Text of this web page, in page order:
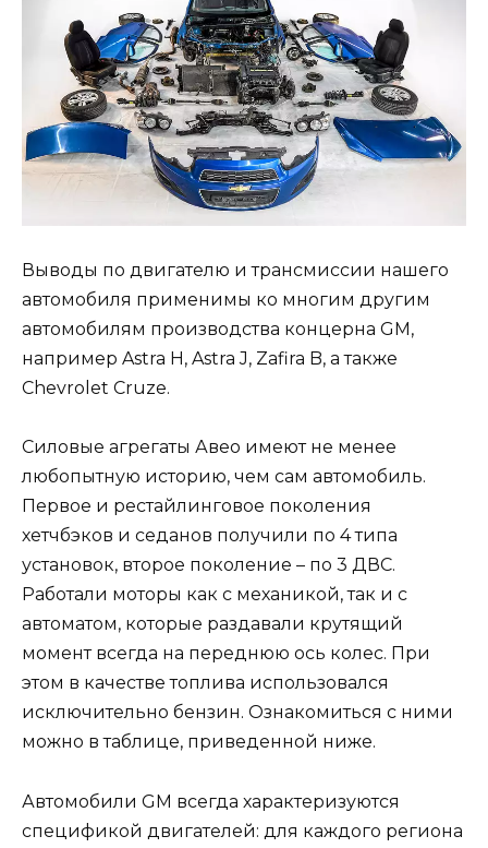
Выводы по двигателю и трансмиссии нашего
автомобиля применимы ко многим другим
автомобилям производства концерна GM,
например Astra H, Astra J, Zafira B, а также
Chevrolet Cruze.
Силовые агрегаты Авео имеют не менее
любопытную историю, чем сам автомобиль.
Первое и рестайлинговое поколения
хетчбэков и седанов получили по 4 типа
установок, второе поколение – по 3 ДВС.
Работали моторы как с механикой, так и с
автоматом, которые раздавали крутящий
момент всегда на переднюю ось колес. При
этом в качестве топлива использовался
исключительно бензин. Ознакомиться с ними
можно в таблице, приведенной ниже.
Автомобили GM всегда характеризуются
спецификой двигателей: для каждого региона